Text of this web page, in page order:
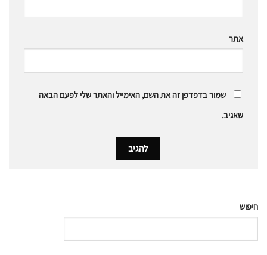
אתר
שמור בדפדפן זה את השם, האימייל והאתר שלי לפעם הבאה
שאגיב.
חיפוש